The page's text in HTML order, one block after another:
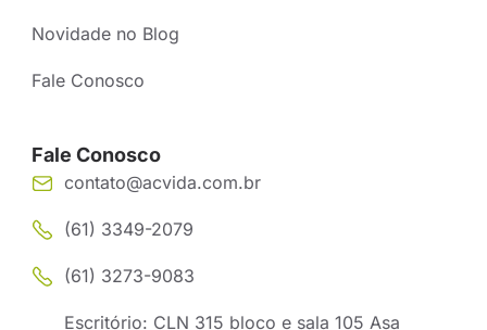
Novidade no Blog
Fale Conosco
Fale Conosco
contato@acvida.com.br
(61) 3349-2079
(61) 3273-9083
Escritório: CLN 315 bloco e sala 105 Asa